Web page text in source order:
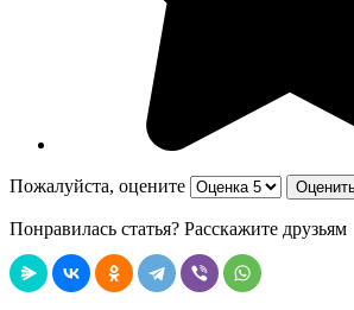
Пожалуйста, оцените
Понравилась статья? Расскажите друзьям